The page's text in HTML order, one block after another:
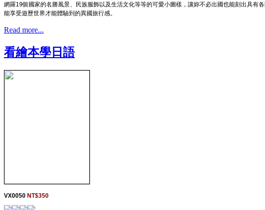
網羅19個國家的名勝風景、民族服飾以及生活文化等等的可愛小圖樣，讓妳不必出國也能刻出具
能享受遊歷世界才能體驗到的異國旅行感。
Read more...
看繪本學日語
VX0050 NT$350